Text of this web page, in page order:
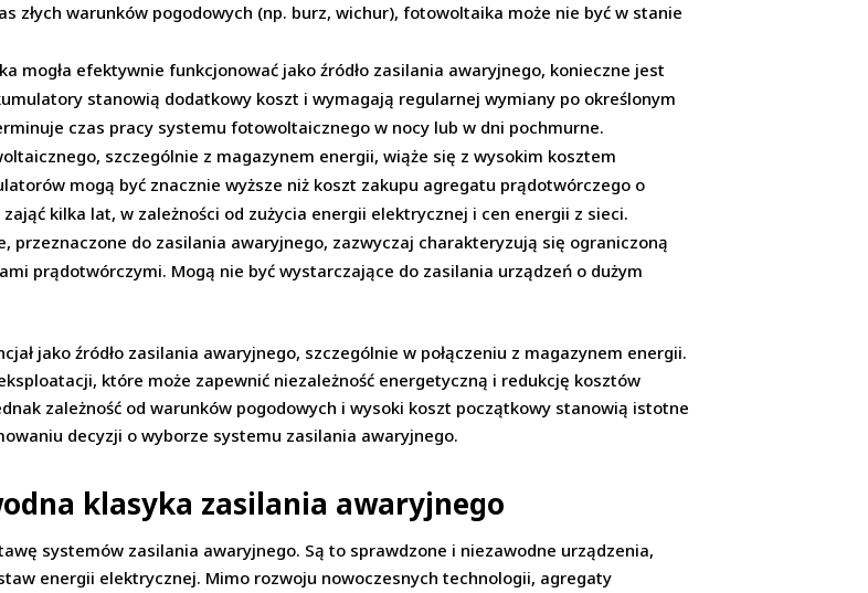
złych warunków pogodowych (np. burz, wichur), fotowoltaika może nie być w stanie
mogła efektywnie funkcjonować jako źródło zasilania awaryjnego, konieczne jest
stanowią dodatkowy koszt i wymagają regularnej wymiany po określonym
czas pracy systemu fotowoltaicznego w nocy lub w dni pochmurne.
szczególnie z magazynem energii, wiąże się z wysokim kosztem
mogą być znacznie wyższe niż koszt zakupu agregatu prądotwórczego o
kilka lat, w zależności od zużycia energii elektrycznej i cen energii z sieci.
przeznaczone do zasilania awaryjnego, zazwyczaj charakteryzują się ograniczoną
prądotwórczymi. Mogą nie być wystarczające do zasilania urządzeń o dużym
jako źródło zasilania awaryjnego, szczególnie w połączeniu z magazynem energii.
które może zapewnić niezależność energetyczną i redukcję kosztów
zależność od warunków pogodowych i wysoki koszt początkowy stanowią istotne
decyzji o wyborze systemu zasilania awaryjnego.
klasyka zasilania awaryjnego
systemów zasilania awaryjnego. Są to sprawdzone i niezawodne urządzenia,
energii elektrycznej. Mimo rozwoju nowoczesnych technologii, agregaty